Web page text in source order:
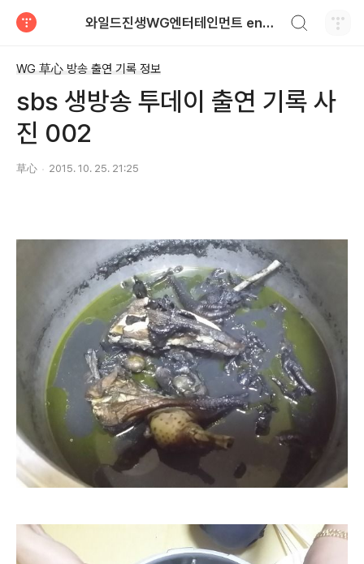
와일드진생WG엔터테인먼트 entertainment
WG 草心 방송 출연 기록 정보
sbs 생방송 투데이 출연 기록 사
진 002
草心 2015. 10. 25. 21:25